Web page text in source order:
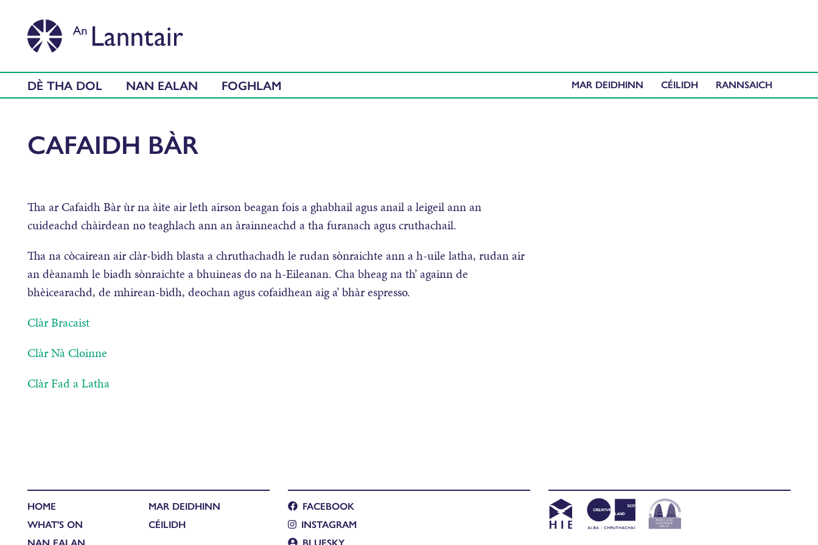
DÈ THA DOL NAN EALAN FOGHLAM MAR DEIDHINN CÉILIDH
CAFAIDH BÀR
Tha ar Cafaidh Bàr ùr na àite air leth airson beagan fois a ghabhail agus anail a leigeil ann an
cuideachd chàirdean no teaghlach ann an àrainneachd a tha furanach agus cruthachail.
Tha na còcairean air clàr-bìdh blasta a chruthachadh le rudan sònraichte ann a h-uile latha, rudan air
an dèanamh le biadh sònraichte a bhuineas do na h-Eileanan. Cha bheag na th’ againn de
bhèicearachd, de mhirean-bìdh, deochan agus cofaidhean aig a’ bhàr espresso.
Clàr Bracaist
Clàr Nà Cloinne
Clàr Fad a Latha
HOME
WHAT'S ON
NAN EALAN
MAR DEIDHINN
CÉILIDH
FACEBOOK
INSTAGRAM
BLUESKY